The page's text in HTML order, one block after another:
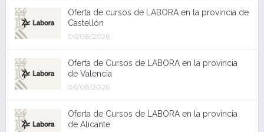
Oferta de cursos de LABORA en la provincia de
Castellón
06/08/2026
Oferta de Cursos de LABORA en la provincia
de Valencia
06/08/2026
Oferta de Cursos de LABORA en la provincia
de Alicante